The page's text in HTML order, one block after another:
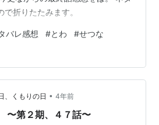
折りたたみます。
バレ感想 #とわ #せつな
、くもりの日 • 4年前
第２期、４７話〜